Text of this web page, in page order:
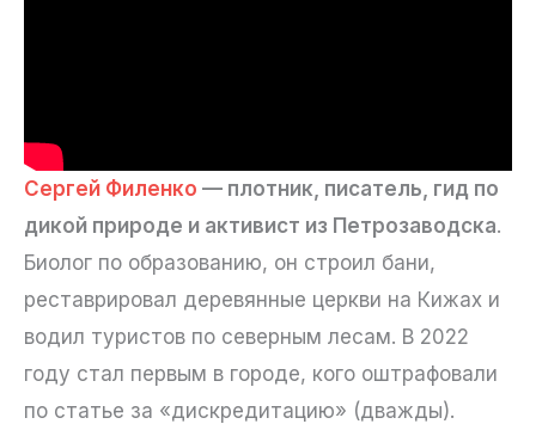
Сергей Филенко — плотник, писатель, гид по
дикой природе и активист из Петрозаводска.
Биолог по образованию, он строил бани,
реставрировал деревянные церкви на Кижах и
водил туристов по северным лесам. В 2022
году стал первым в городе, кого оштрафовали
по статье за «дискредитацию» (дважды).